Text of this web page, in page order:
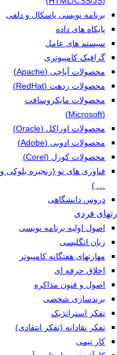
برنامه نویسی پاسکال و دلفی
پایکاه های داده
سیستم های عامل
گرافیک کامپیوتری
محصولات آپاچی (Apache)
محصولات ردهت (RedHat)
محصولات مایکروسافت
(Microsoft)
محصولات اوراکل (Oracle)
محصولات ادوبی (Adobe)
محصولات کورل (Corel)
فناوری های نو (زنجیره بلوکی و
… )
دروس دانشگاهی
فردی
اصول اولیه برنامه نویسی
زبان انگلیسی
مهارتهای هفتگانه کامپیوتر
اخلاق حرفه ای
اصول و فنون مذاکره
برندسازی شخصی
تفکر استراتژیک
تفکر نقادانه (تفکر انتقادی)
کار تیمی